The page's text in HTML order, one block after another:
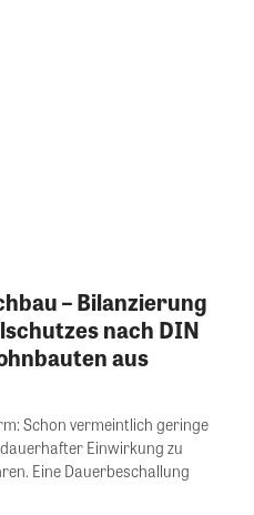
– Bilanzierung
nach DIN
aus
Schon vermeintlich geringe
Einwirkung zu
Eine Dauerbeschallung